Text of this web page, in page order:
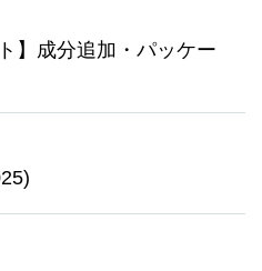
】成分追加・パッケー